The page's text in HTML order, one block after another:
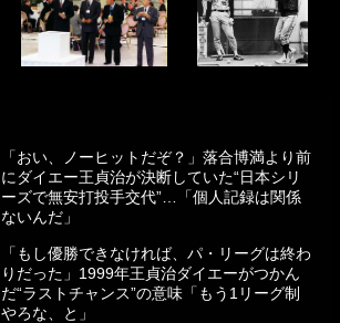
「おい、ノーヒットだぞ？」落合博満より前
にダイエー王貞治が決断していた“日本シリ
ーズで無安打投手交代”…「個人記録は関係
ないんだ」
「もし優勝できなければ、パ・リーグは終わ
りだった」1999年王貞治ダイエーがつかん
だ“ラストチャンス”の意味「もう1リーグ制
やろな、と」